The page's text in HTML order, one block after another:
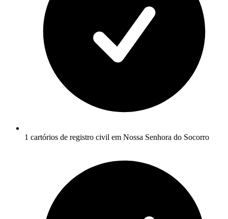
1 cartórios de registro civil em Nossa Senhora do Socorro